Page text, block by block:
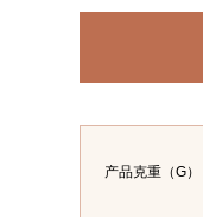
产品克重（G）